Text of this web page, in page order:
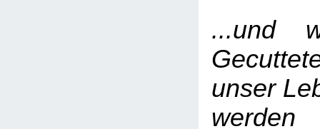
...und
unser
werden